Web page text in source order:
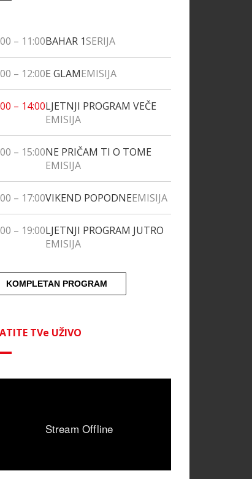
– 11:00BAHAR 1SERIJA
– 12:00E GLAMEMISIJA
– 14:00LJETNJI PROGRAM VEČE
EMISIJA
– 15:00NE PRIČAM TI O TOME
EMISIJA
– 17:00VIKEND POPODNEEMISIJA
– 19:00LJETNJI PROGRAM JUTRO
EMISIJA
KOMPLETAN PROGRAM
TVe UŽIVO